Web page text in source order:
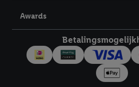
Awards
tonen. Voor dit doel kan jouw gehashte
samengevoegd met andere identifiers
door Criteo S.A. aan jou zijn toegewezen.
Als je hiervoor toestemming geeft, dan
advertenties worden weergegeven voor
eerder interesse hebt getoond